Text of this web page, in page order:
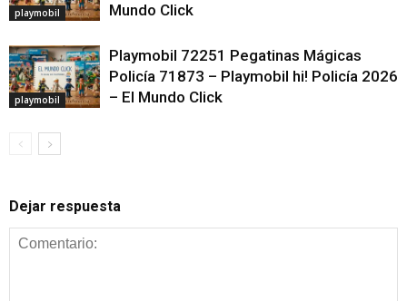
playmobil
Mundo Click
playmobil
Playmobil 72251 Pegatinas Mágicas
Policía 71873 – Playmobil hi! Policía 2026
– El Mundo Click
Dejar respuesta